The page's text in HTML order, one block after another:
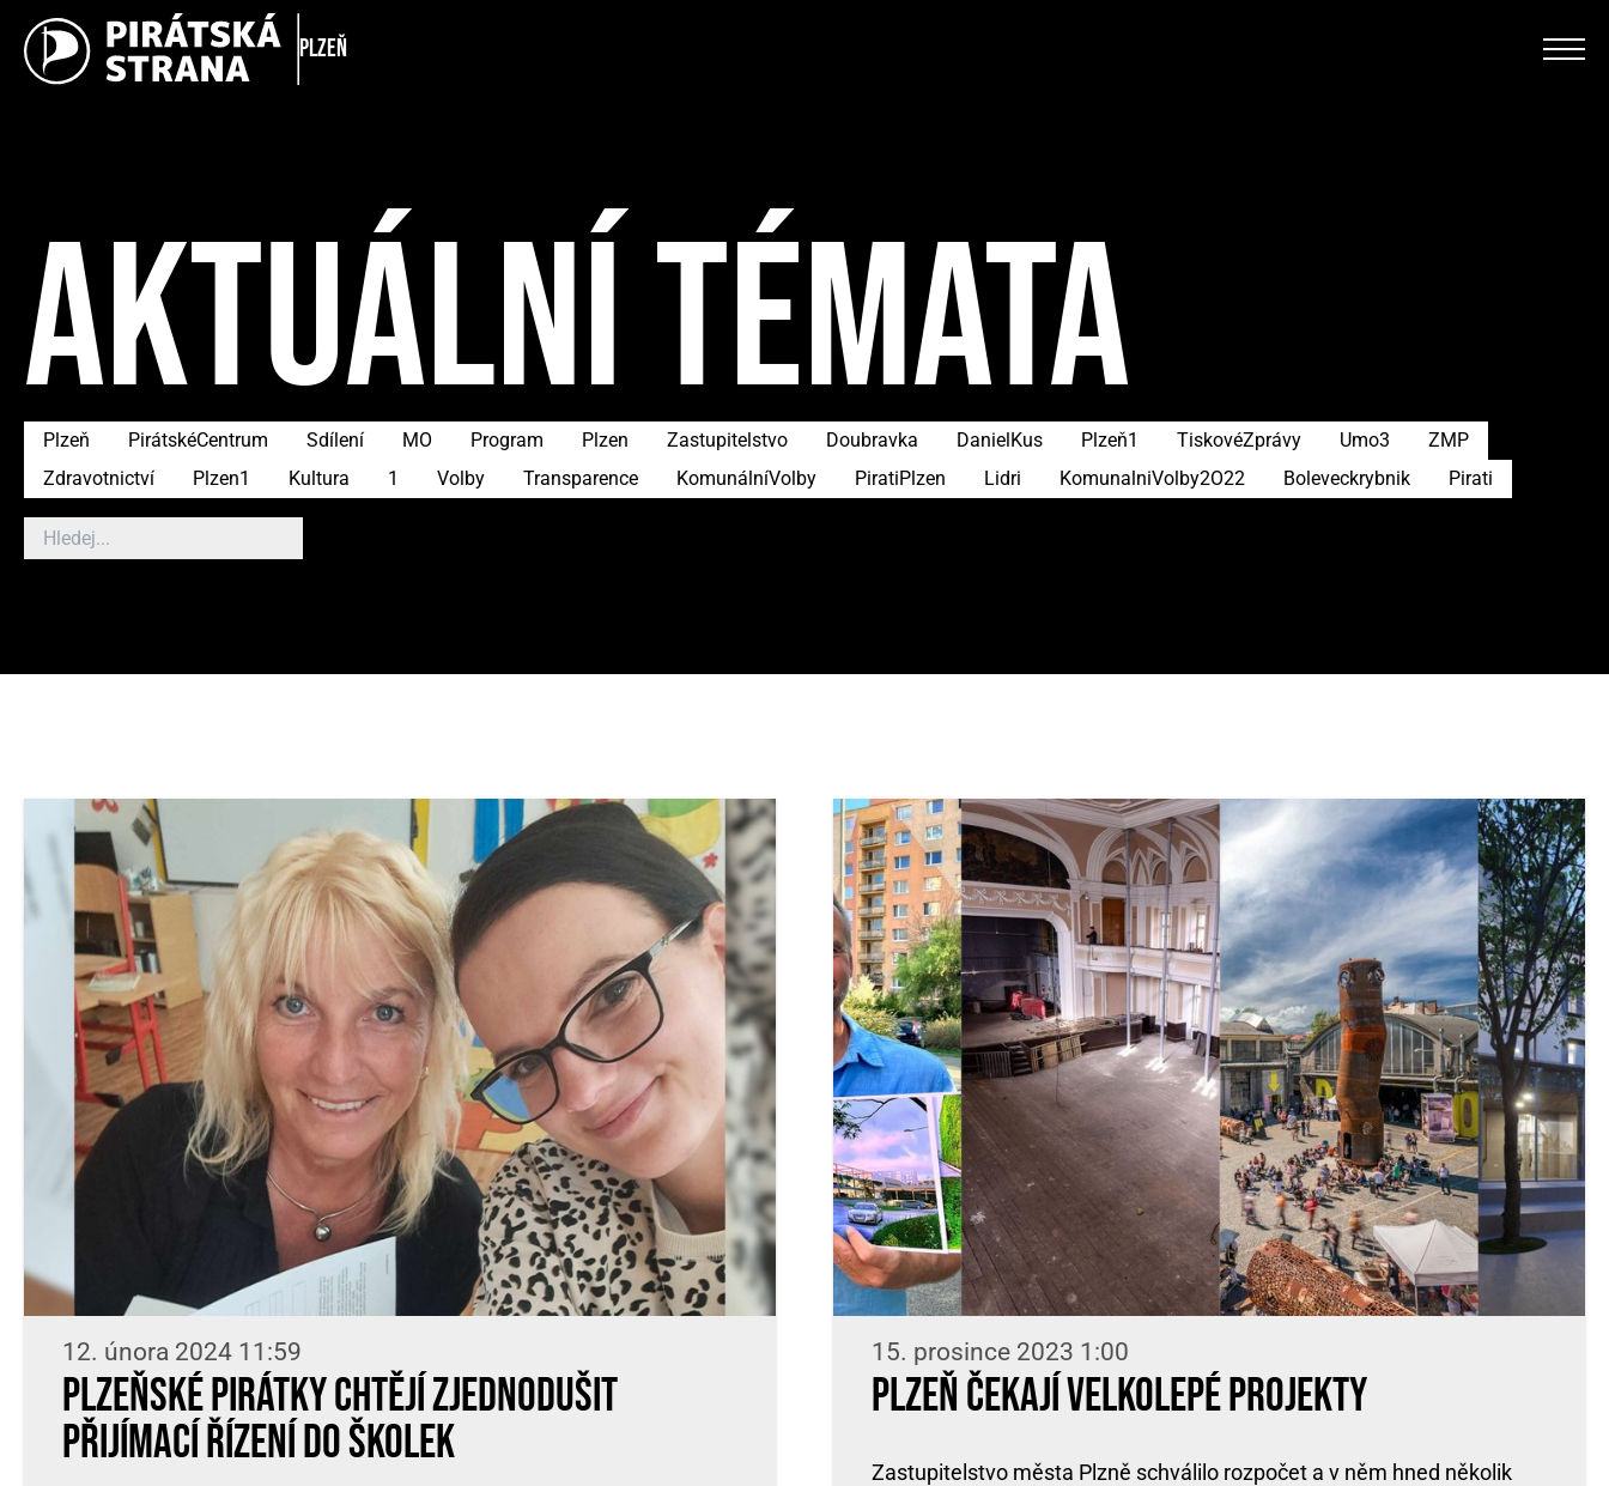
Plzeň
AKTUÁLNÍ TÉMATA
Plzeň PirátskéCentrum Sdílení MO Program Plzen Zastupitelstvo Doubravka DanielKus Plzeň1 TiskovéZprávy Umo3
ZMP
Zdravotnictví
Plzen1 Kultura 1 Volby Transparence KomunálníVolby PiratiPlzen Lidri KomunalniVolby2O22 Boleveckrybnik Pirati
12. února 2024 11:59
Plzeňské Pirátky chtějí zjednodušit
přijímací řízení do školek
15. prosince 2023 1:00
Plzeň čekají velkolepé projekty
Zastupitelstvo města Plzně schválilo rozpočet a v něm hned několik